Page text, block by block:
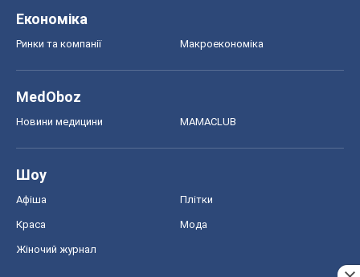
Економіка
Ринки та компанії Макроекономіка
MedOboz
Новини медицини MAMACLUB
Шоу
Афіша Плітки
Краса Мода
Жіночий журнал